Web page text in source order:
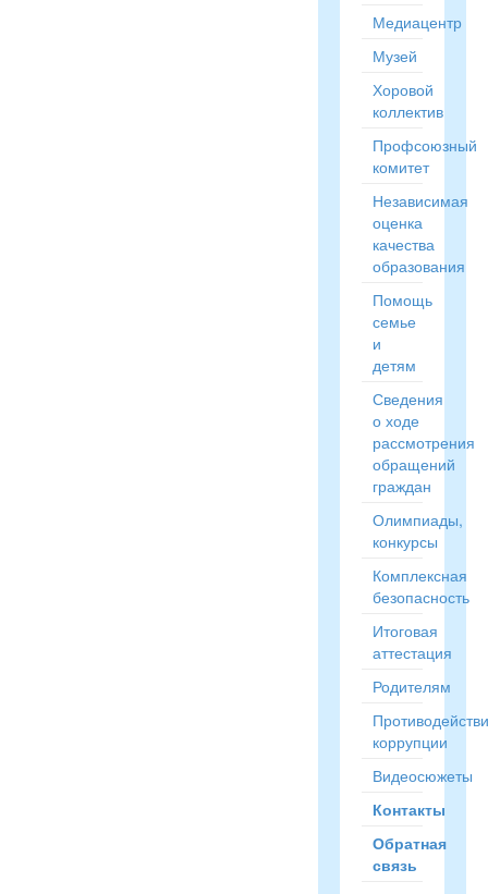
Медиацентр
Музей
Хоровой
коллектив
Профсоюзный
комитет
Независимая
оценка
качества
образования
Помощь
семье
и
детям
Сведения
о ходе
рассмотрения
обращений
граждан
Олимпиады,
конкурсы
Комплексная
безопасность
Итоговая
аттестация
Родителям
коррупции
Видеосюжеты
Контакты
Обратная
связь